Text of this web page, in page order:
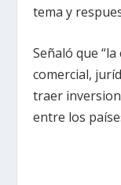
tema y
Señaló que
comercial,
traer
entre los